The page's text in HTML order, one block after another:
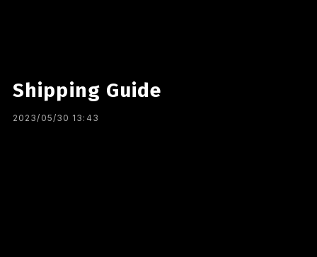
Shipping Guide
2023/05/30 13:43